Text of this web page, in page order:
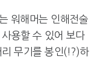
워해머는 인해전술
용할 수 있어 보다
리 무기를 봉인(!?)하
게임등급분류위원회, 이승훈